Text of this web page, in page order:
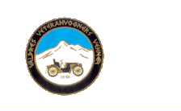
content